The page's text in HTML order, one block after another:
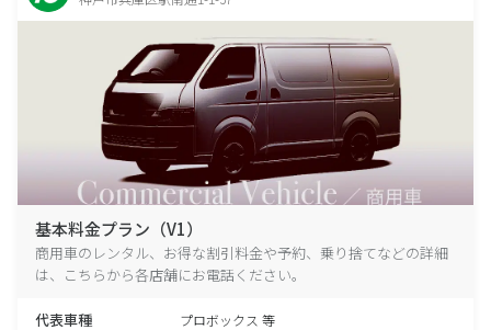
基本料金プラン（V1）
商用車のレンタル、お得な割引料金や予約、乗り捨てなどの詳細
は、こちらから各店舗にお電話ください。
代表車種 プロボックス 等